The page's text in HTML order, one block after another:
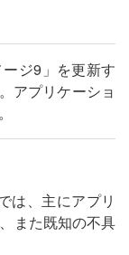
ジ9」を更新す
アプリケーショ
は、主にアプリ
また既知の不具